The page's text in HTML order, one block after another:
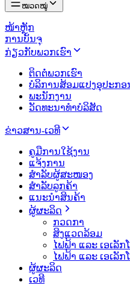
ໝວດໝູ່
ໜ້າຫຼັກ
ການບັນຈຸ
ກ່ຽວກັບພວກເຮົາ
ຕິດຕໍ່ພວກເຮົາ
ບໍລິການສ້ອມແປງອຸປະກອ
ພະນັກງານ
ວັດທະນາທຳບໍລິສັດ
ຂ່າວສານ-ເວທີ
ຄູມືການໃຊ້ງານ
ແຈ້ງການ
ສຳລັບຜູ້ສະໜອງ
ສຳລັບລູກຄ້າ
ແນະນຳສິນຄ້າ
ຜູ້ຜະລິດ
ກວດກາ
ສິງແວດລ້ອມ
ໄຟຟ້າ ແລະ ເອເລັກ
ໄຟຟ້າ ແລະ ເອເລັກ
ຜູ້ຜະລິດ
ເວທີ